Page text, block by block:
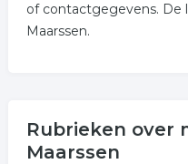
of contactgegevens. De
Maarssen.
Rubrieken over
Maarssen